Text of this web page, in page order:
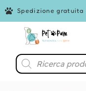
Spedizione